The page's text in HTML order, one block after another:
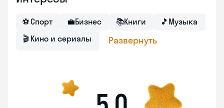
⚽ Спорт 💼Бизнес 📚Книги 🎵 Музыка
🎬 Кино и сериалы Развернуть